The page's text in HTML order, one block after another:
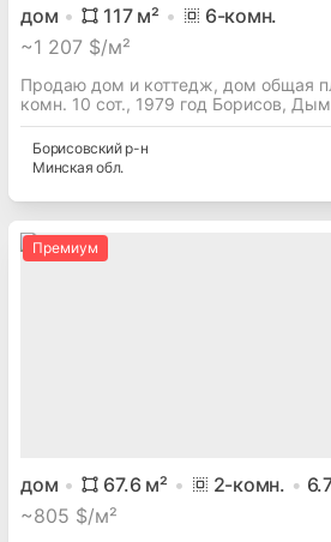
дом 117м² 6-комн.
~1 207 $/м²
Продаю дом и коттедж, дом общая
комн. 10 сот., 1979 год Борисов,
Борисовскийр-н
Минская обл.
Премиум
дом 67.6м² 2-комн.
~805 $/м²